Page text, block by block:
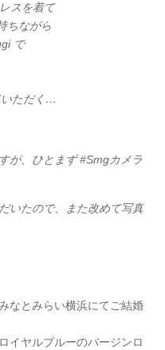
スを着て
ちながら
で
いただく…
が、ひとまず #Smgカメラ
いたので、また改めて写真
なとみらい横浜にてご結婚
イヤルブルーのバージンロ